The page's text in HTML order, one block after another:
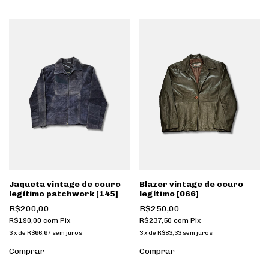
Jaqueta vintage de couro
legítimo patchwork [145]
R$200,00
R$190,00 com Pix
3x de R$66,67 sem juros
Blazer vintage de couro
legítimo [066]
R$250,00
R$237,50 com Pix
3 x de R$83,33 sem juros